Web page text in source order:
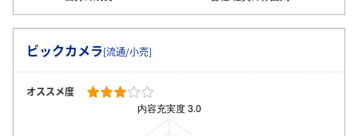
ビックカメラ[流通/小売]
オススメ度